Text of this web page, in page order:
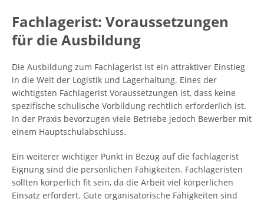
Fachlagerist: Voraussetzungen
für die Ausbildung
Die Ausbildung zum Fachlagerist ist ein attraktiver Einstieg
in die Welt der Logistik und Lagerhaltung. Eines der
wichtigsten Fachlagerist Voraussetzungen ist, dass keine
spezifische schulische Vorbildung rechtlich erforderlich ist.
In der Praxis bevorzugen viele Betriebe jedoch Bewerber mit
einem Hauptschulabschluss.
Ein weiterer wichtiger Punkt in Bezug auf die fachlagerist
Eignung sind die persönlichen Fähigkeiten. Fachlageristen
sollten körperlich fit sein, da die Arbeit viel körperlichen
Einsatz erfordert. Gute organisatorische Fähigkeiten sind